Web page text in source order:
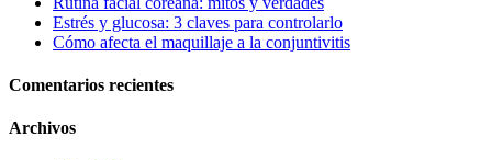
Estrés y glucosa: 3 claves para controlarlo
Cómo afecta el maquillaje a la conjuntivitis
Comentarios recientes
Archivos